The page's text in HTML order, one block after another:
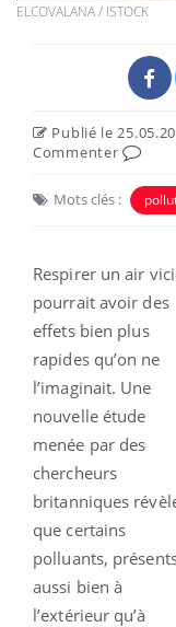
ELCOVALANA / ISTOCK
Publié le
Commenter
Mots clés :
Respirer un air
pourrait avoir des
effets bien plus
rapides qu’on ne
l’imaginait. Une
nouvelle étude
menée par des
chercheurs
britanniques
que certains
polluants,
aussi bien à
l’extérieur qu’à